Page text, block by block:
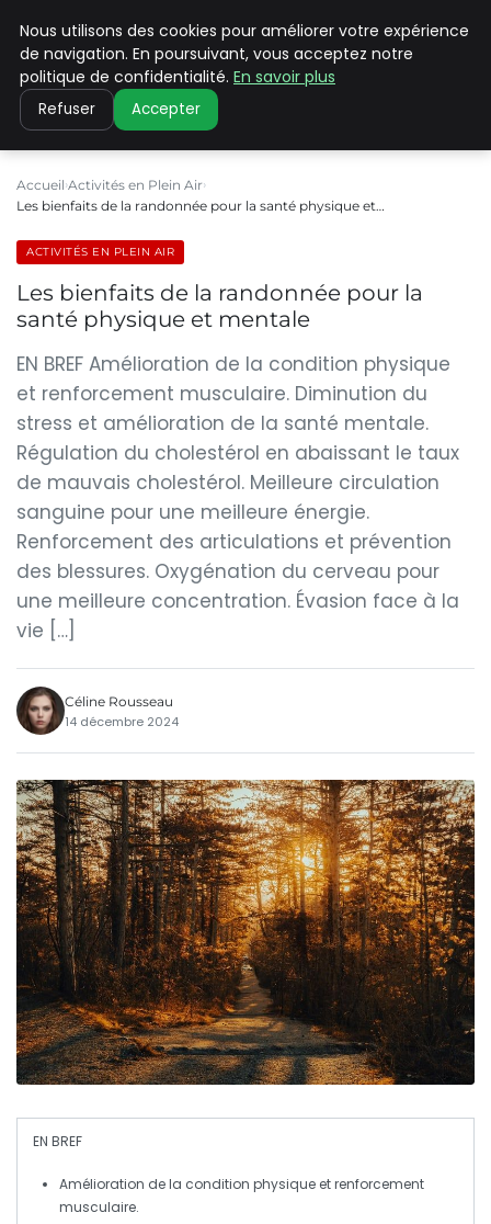
PILAT PATRIMOINES
Accueil Activités en Plein Air
Les bienfaits de la randonnée pour la santé physique et…
ACTIVITÉS EN PLEIN AIR
Les bienfaits de la randonnée pour la
santé physique et mentale
EN BREF Amélioration de la condition physique
et renforcement musculaire. Diminution du
stress et amélioration de la santé mentale.
Régulation du cholestérol en abaissant le taux
de mauvais cholestérol. Meilleure circulation
sanguine pour une meilleure énergie.
Renforcement des articulations et prévention
des blessures. Oxygénation du cerveau pour
une meilleure concentration. Évasion face à la
vie […]
Céline Rousseau
14 décembre 2024
EN BREF
Amélioration de la condition physique et renforcement
musculaire.
Nous utilisons des cookies pour améliorer votre expérience
de navigation. En poursuivant, vous acceptez notre
politique de confidentialité. En savoir plus
Refuser Accepter